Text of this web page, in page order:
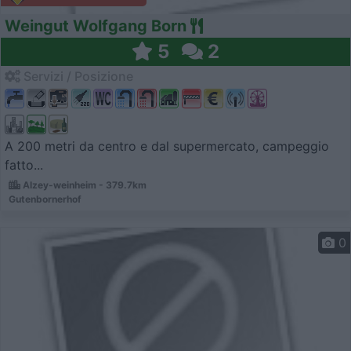
Weingut Wolfgang Born
5 2
A 200 metri da centro e dal supermercato, campeggio
fatto...
Alzey-weinheim - 379.7km
Gutenbornerhof
0